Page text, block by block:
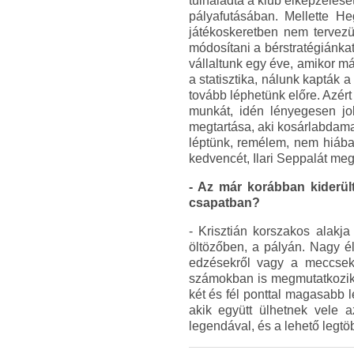
pályafutásában. Mellette
játékoskeretben nem
módosítani a
vállaltunk egy éve, amikor
a statisztika, nálunk kapták
tovább léphetünk előre.
munkát, idén lényegesen
megtartása, aki
léptünk, remélem, nem
kedvencét, Ilari Seppalát
- Az már korábban
csapatban?
- Krisztián korszakos
öltözőben, a pályán. Nagy
edzésekről vagy a
számokban is
két és fél ponttal magasabb
akik együtt ülhetnek vele
legendával, és a lehető